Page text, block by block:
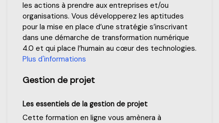
les actions à prendre aux entreprises et/ou
organisations. Vous développerez les aptitudes
pour la mise en place d’une stratégie s’inscrivant
dans une démarche de transformation numérique
4.0 et qui place l’humain au cœur des technologies.
Plus d'informations
Gestion de projet
Les essentiels de la gestion de projet
Cette formation en ligne vous amènera à